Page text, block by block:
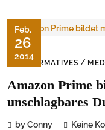
Feb.
26
2014
INFORMATIVES /
Amazon Prime
unschlagbares
by Conny Keine